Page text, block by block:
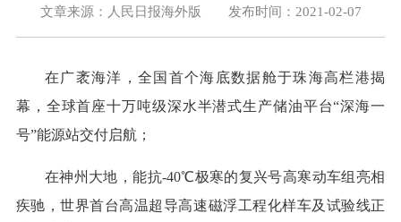
文章来源：人民日报海外版 发布时间：2021-02-07
在广袤海洋，全国首个海底数据舱于珠海高栏港揭
幕，全球首座十万吨级深水半潜式生产储油平台“深海一
号”能源站交付启航；
在神州大地，能抗-40℃极寒的复兴号高寒动车组亮相
疾驰，世界首台高温超导高速磁浮工程化样车及试验线正